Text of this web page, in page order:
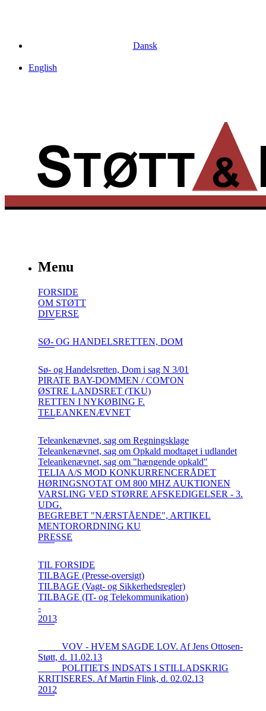
Dansk
English
Menu
FORSIDE
OM STØTT
DIVERSE
SØ- OG HANDELSRETTEN, DOM
Sø- og Handelsretten, Dom i sag N 3/01
PIRATE BAY-DOMMEN / COM'ON
ØSTRE LANDSRET (TKU)
RETTEN I NYKØBING F.
TELEANKENÆVNET
Teleankenævnet, sag om Regningsklage
Teleankenævnet, sag om Opkald modtaget i udlandet
Teleankenævnet, sag om "hængende opkald"
TELIA A/S MOD KONKURRENCERÅDET
HØRINGSNOTAT OM 800 MHZ AUKTIONEN
VARSLING VED STØRRE AFSKEDIGELSER - 3.
UDG.
BEGREBET "NÆRSTÅENDE", ARTIKEL
MENTORORDNING KU
PRESSE
TIL FORSIDE
TILBAGE (Presse-oversigt)
TILBAGE (Vagt- og Sikkerhedsregler)
TILBAGE (IT- og Telekommunikation)
-
2013
_____VOV - HVEM SAGDE LOV. Af Jens Ottosen-
Støtt, d. 11.02.13
_____POLITIETS INDSATS I STILLADSKRIG
KRITISERES. Af Martin Flink, d. 02.02.13
2012